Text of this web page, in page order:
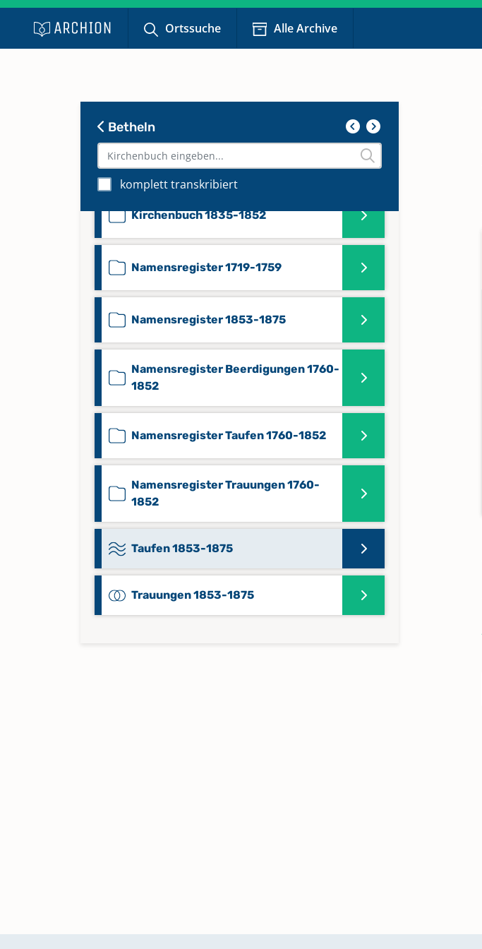
Ortssuche Alle Archive
Betheln
komplett transkribiert
Kirchenbuch 1719-1760
Kirchenbuch 1816-1834
Kirchenbuch 1835-1852
Namensregister 1719-1759
Namensregister 1853-1875
Namensregister Beerdigungen 1760-
1852
Namensregister Taufen 1760-1852
Namensregister Trauungen 1760-
1852
Taufen 1853-1875
Trauungen 1853-1875